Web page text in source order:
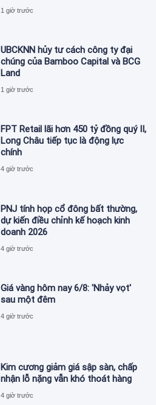
1 giờ trước
UBCKNN hủy tư cách công ty đại
chúng của Bamboo Capital và BCG
Land
1 giờ trước
FPT Retail lãi hơn 450 tỷ đồng quý II,
Long Châu tiếp tục là động lực
chính
4 giờ trước
PNJ tính họp cổ đông bất thường,
dự kiến điều chỉnh kế hoạch kinh
doanh 2026
4 giờ trước
Giá vàng hôm nay 6/8: 'Nhảy vọt'
sau một đêm
4 giờ trước
Kim cương giảm giá sập sàn, chấp
nhận lỗ nặng vẫn khó thoát hàng
4 giờ trước